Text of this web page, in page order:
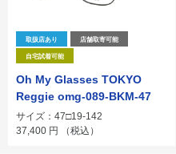
取扱店あり 店舗取寄可能
自宅試着可能
Oh My Glasses TOKYO
Reggie omg-089-BKM-47
サイズ：47□19-142
37,400 円 （税込）